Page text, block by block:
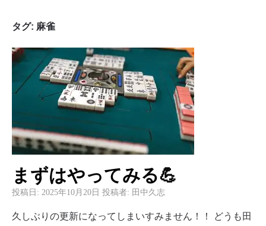
タグ: 麻雀
まずはやってみる💪
投稿日: 2025年10月20日 投稿者: 田中久志
久しぶりの更新になってしまいすみません！！ どうも田